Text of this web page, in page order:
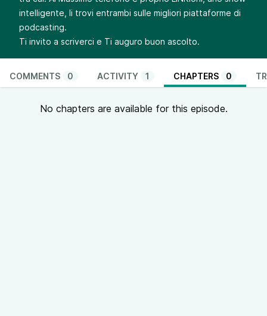
intelligente, li trovi entrambi sulle migliori piattaforme di
podcasting.
Ti invito a scriverci e Ti auguro buon ascolto.
COMMENTS 0 ACTIVITY 1 CHAPTERS 0
No chapters are available for this episode.